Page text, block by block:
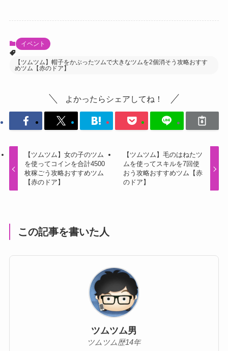
イベント
【ツムツム】帽子をかぶったツムで大きなツムを2個消そう攻略おすす
めツム【赤のドア】
よかったらシェアしてね！
【ツムツム】女の子のツム
を使ってコインを合計4500
枚稼ごう攻略おすすめツム
【赤のドア】
【ツムツム】毛のはねたツ
ムを使ってスキルを7回使
おう攻略おすすめツム【赤
のドア】
この記事を書いた人
ツムツム男
ツムツム歴14年